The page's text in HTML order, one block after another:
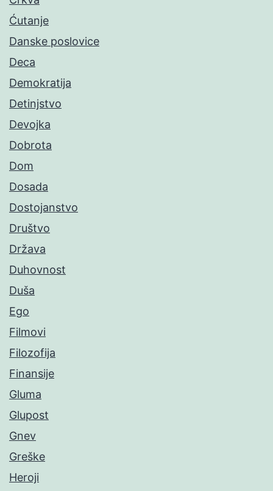
Ćutanje
Danske poslovice
Deca
Demokratija
Detinjstvo
Devojka
Dobrota
Dom
Dosada
Dostojanstvo
Društvo
Država
Duhovnost
Duša
Ego
Filmovi
Filozofija
Finansije
Gluma
Glupost
Gnev
Greške
Heroji